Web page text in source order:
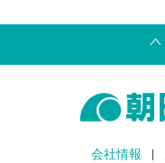
会社情報